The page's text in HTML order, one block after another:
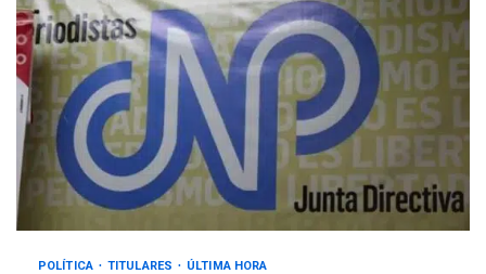
POLÍTICA TITULARES ÚLTIMA HORA